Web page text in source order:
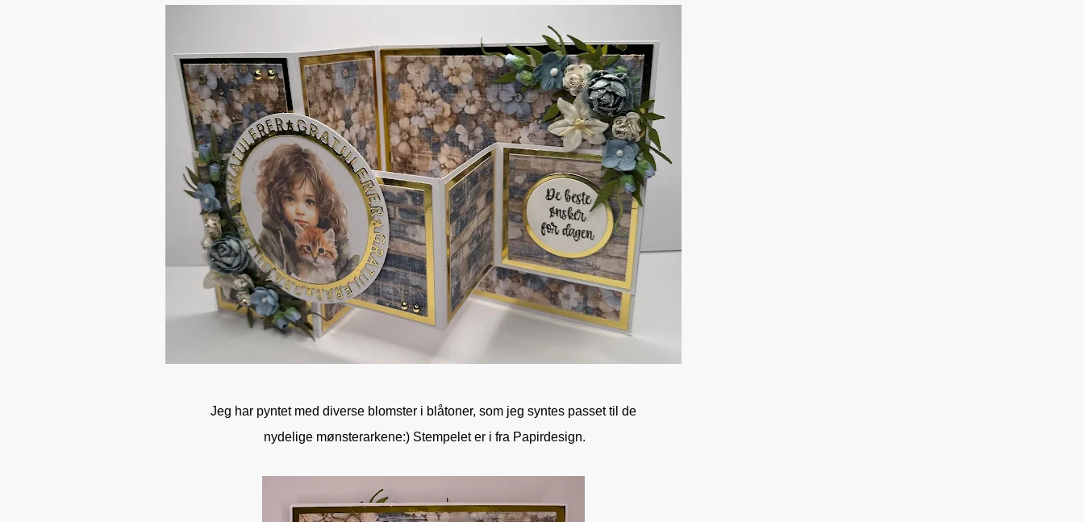
Jeg har pyntet med diverse blomster i blåtoner, som jeg syntes passet til de
nydelige mønsterarkene:) Stempelet er i fra Papirdesign.